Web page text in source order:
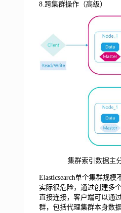
8.跨集群操作（高级）
集群索引数据主
Elasticsearch单个集群规模
实际很危险，通过创建多
直接连接，客户端可以通
群，包括代理集群本身数